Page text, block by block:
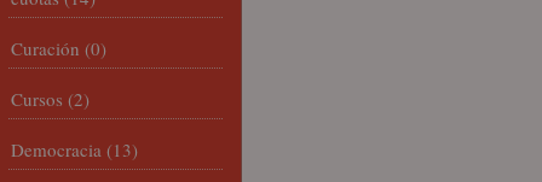
Curación (0)
Cursos (2)
Democracia (13)